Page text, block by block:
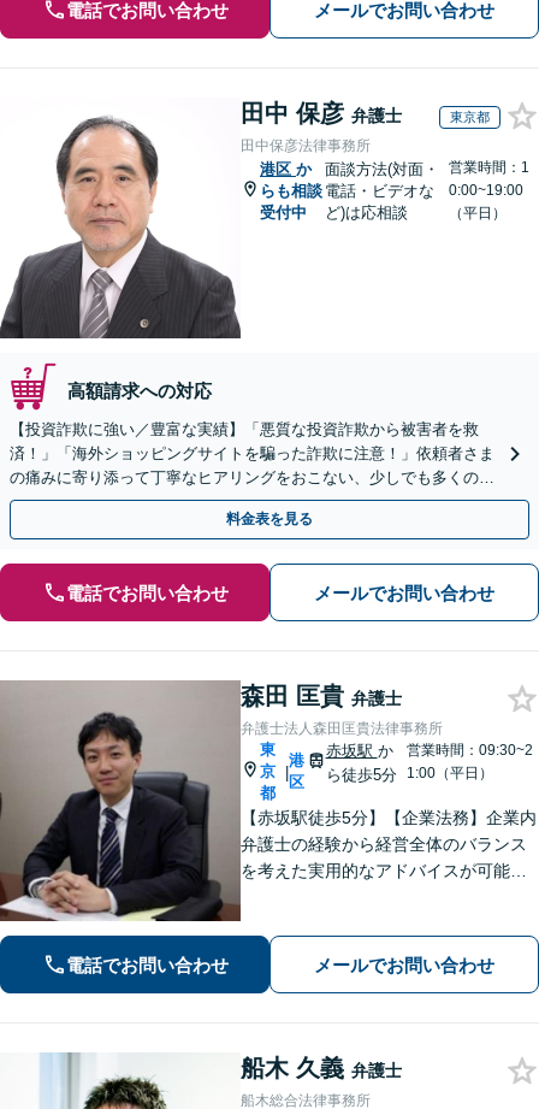
電話でお問い合わせ メールでお問い合わせ
田中 保彦 弁護士 東京都
田中保彦法律事務所
港区 か
らも相談
受付中
面談方法(対面・
電話・ビデオな
ど)は応相談
営業時間：1
0:00~19:00
（平日）
高額請求への対応
【投資詐欺に強い／豊富な実績】「悪質な投資詐欺から被害者を救
済！」「海外ショッピングサイトを騙った詐欺に注意！」依頼者さま
の痛みに寄り添って丁寧なヒアリングをおこない、少しでも多くの返
金が得られるよう尽力します！
料金表を見る
電話でお問い合わせ メールでお問い合わせ
森田 匡貴 弁護士
弁護士法人森田匡貴法律事務所
東
京
都
|
港
区
赤坂駅 か
ら徒歩5分
営業時間：09:30~2
1:00（平日）
【赤坂駅徒歩5分】【企業法務】企業内
弁護士の経験から経営全体のバランス
を考えた実用的なアドバイスが可能で
が可能です。【債権回収】約700万円を
詐欺加害者から回収した事例も
電話でお問い合わせ メールでお問い合わせ
船木 久義 弁護士
船木総合法律事務所